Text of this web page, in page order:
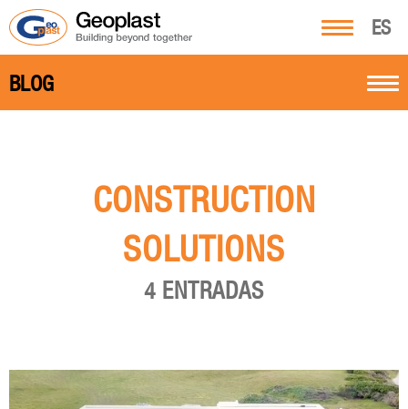
ES
BLOG
CONSTRUCTION
SOLUTIONS
4 ENTRADAS